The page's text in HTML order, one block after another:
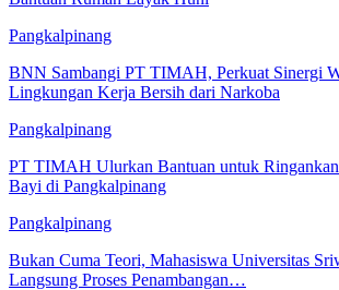
Pangkalpinang
BNN Sambangi PT TIMAH, Perkuat Sinergi
Lingkungan Kerja Bersih dari Narkoba
Pangkalpinang
PT TIMAH Ulurkan Bantuan untuk Ringankan
Bayi di Pangkalpinang
Pangkalpinang
Bukan Cuma Teori, Mahasiswa Universitas
Langsung Proses Penambangan…